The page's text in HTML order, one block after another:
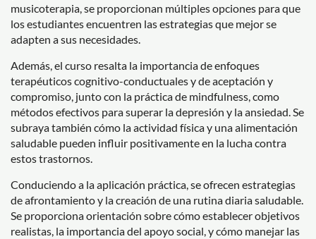
musicoterapia, se proporcionan múltiples opciones para que
los estudiantes encuentren las estrategias que mejor se
adapten a sus necesidades.
Además, el curso resalta la importancia de enfoques
terapéuticos cognitivo-conductuales y de aceptación y
compromiso, junto con la práctica de mindfulness, como
métodos efectivos para superar la depresión y la ansiedad. Se
subraya también cómo la actividad física y una alimentación
saludable pueden influir positivamente en la lucha contra
estos trastornos.
Conduciendo a la aplicación práctica, se ofrecen estrategias
de afrontamiento y la creación de una rutina diaria saludable.
Se proporciona orientación sobre cómo establecer objetivos
realistas, la importancia del apoyo social, y cómo manejar las